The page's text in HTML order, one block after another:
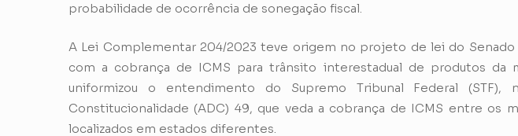
probabilidade de ocorrência de sonegação fiscal.
A Lei Complementar 204/2023 teve origem no projeto de lei do Senado
com a cobrança de ICMS para trânsito interestadual de produtos da
uniformizou o entendimento do Supremo Tribunal Federal (STF),
Constitucionalidade (ADC) 49, que veda a cobrança de ICMS entre os
localizados em estados diferentes.